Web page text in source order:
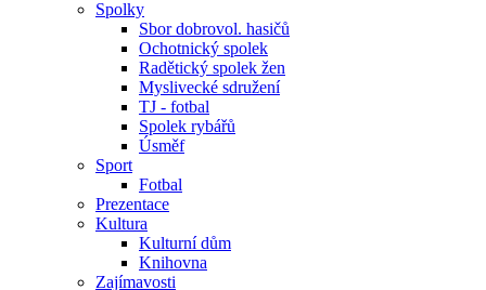
Spolky
Sbor dobrovol. hasičů
Ochotnický spolek
Radětický spolek žen
Myslivecké sdružení
TJ - fotbal
Spolek rybářů
Úsměf
Sport
Fotbal
Prezentace
Kultura
Kulturní dům
Knihovna
Zajímavosti